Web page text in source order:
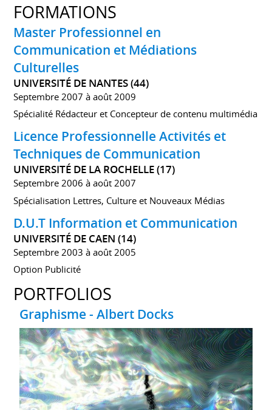
FORMATIONS
Master Professionnel en
Communication et Médiations
Culturelles
UNIVERSITÉ DE NANTES (44)
Septembre 2007 à août 2009
Spécialité Rédacteur et Concepteur de contenu multimédia
Licence Professionnelle Activités et
Techniques de Communication
UNIVERSITÉ DE LA ROCHELLE (17)
Septembre 2006 à août 2007
Spécialisation Lettres, Culture et Nouveaux Médias
D.U.T Information et Communication
UNIVERSITÉ DE CAEN (14)
Septembre 2003 à août 2005
Option Publicité
PORTFOLIOS
Graphisme - Albert Docks